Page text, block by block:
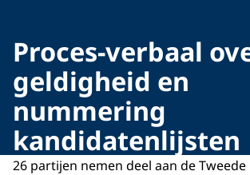
Proces-verbaal
geldigheid en
nummering
kandidatenlijsten
26 partijen nemen deel aan de Tweede